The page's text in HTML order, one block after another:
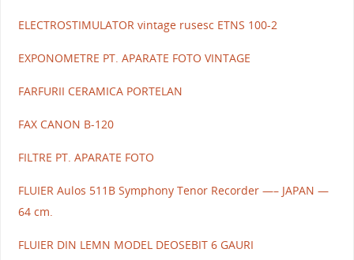
ELECTROSTIMULATOR vintage rusesc ETNS 100-2
EXPONOMETRE PT. APARATE FOTO VINTAGE
FARFURII CERAMICA PORTELAN
FAX CANON B-120
FILTRE PT. APARATE FOTO
FLUIER Aulos 511B Symphony Tenor Recorder —– JAPAN —
64 cm.
FLUIER DIN LEMN MODEL DEOSEBIT 6 GAURI